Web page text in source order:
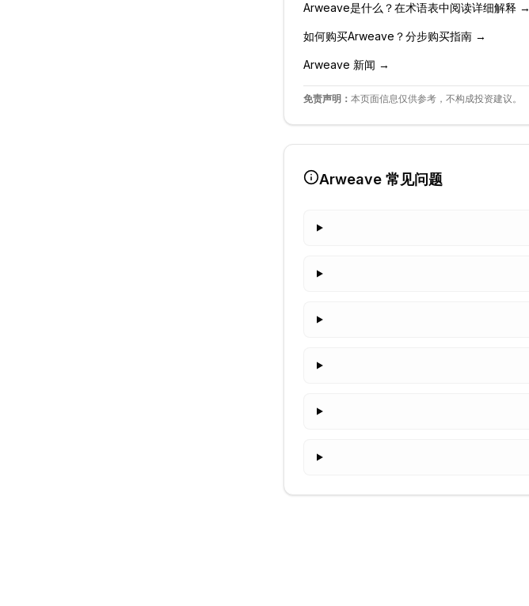
Arweave是什么？在术语表中阅读详细解释 →
如何购买Arweave ？分步购买指南 →
Arweave 新闻 →
免责声明： 本页面信息仅供参考，不构成投资建议。
Arweave常见问题